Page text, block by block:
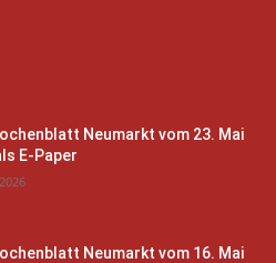
Neumarkt vom 23. Mai
E-Paper
Neumarkt vom 16. Mai